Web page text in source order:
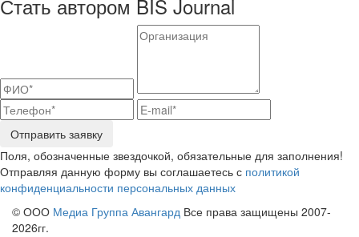
Стать автором BIS Journal
Отправить заявку
Поля, обозначенные звездочкой, обязательные для заполнения!
Отправляя данную форму вы соглашаетесь с политикой
конфиденциальности персональных данных
© ООО Медиа Группа Авангард Все права защищены 2007-
2026гг.